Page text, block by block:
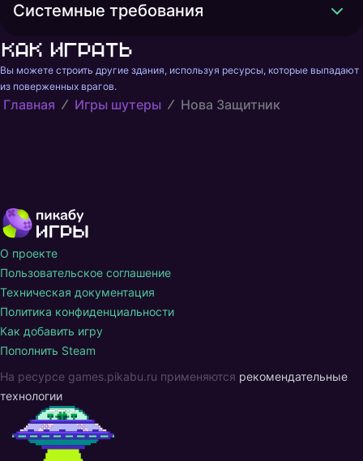
Системные требования
Как играть
Вы можете строить другие здания, используя ресурсы, которые выпадают
из поверженных врагов.
Главная Игры шутеры Нова Защитник
О проекте
Пользовательское соглашение
Техническая документация
Политика конфиденциальности
Как добавить игру
Пополнить Steam
На ресурсе games.pikabu.ru применяются рекомендательные
технологии